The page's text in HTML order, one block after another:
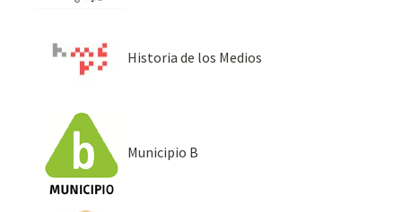
Historia de los Medios
Municipio B